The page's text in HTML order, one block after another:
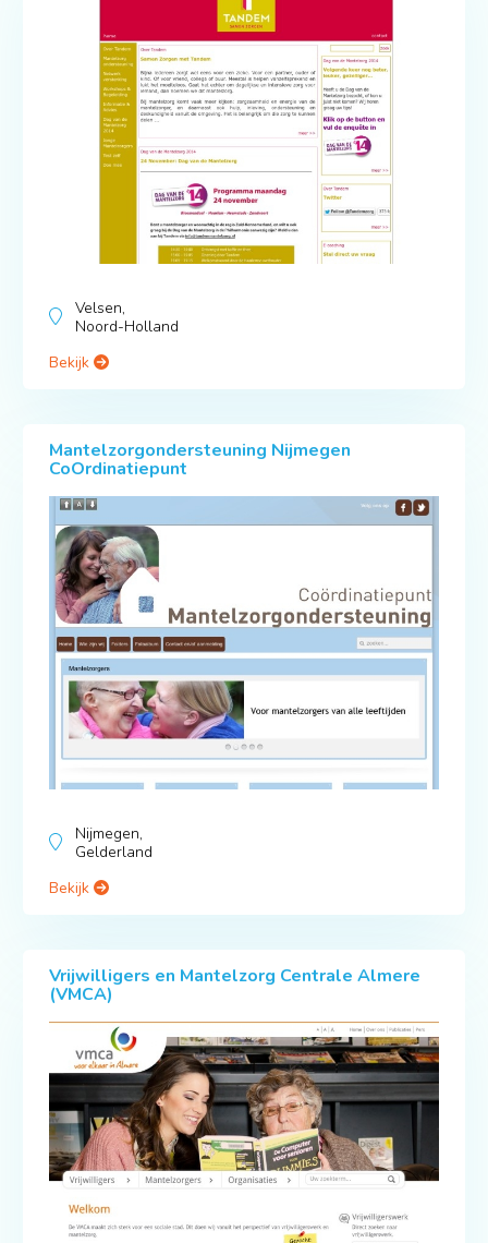
Velsen,
Noord-Holland
Bekijk
Mantelzorgondersteuning Nijmegen
CoOrdinatiepunt
Nijmegen,
Gelderland
Bekijk
Vrijwilligers en Mantelzorg Centrale Almere
(VMCA)